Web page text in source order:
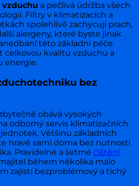
a pečlivá údržba všech
Filtry v klimatizacích a
spolehlivě zachycují prach,
alergeny, které byste jinak
této základní péče
celkovou kvalitu vzduchu a
energie.
bez
obává vysokých
odborný servis klimatizačních
Většinu základních
hravě sami doma bez nutnosti
Pravidelné a šetrné čištění
během několika málo
zajistí bezproblémový a tichý